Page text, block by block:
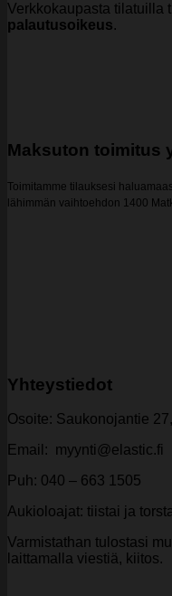
Verkkokaupasta tilatuilla
palautusoikeus.
Maksuton toimitus
Toimitamme tilauksesi
lähimmän vaihtoehdon 1400
Yhteystiedot
Osoite: Saukonojantie
Email: myynti@elastic.fi
Puh: 040 – 663 1505
Aukioloajat: tiistai ja
Varmistathan tulostasi
laittamalla viestiä, kiitos.